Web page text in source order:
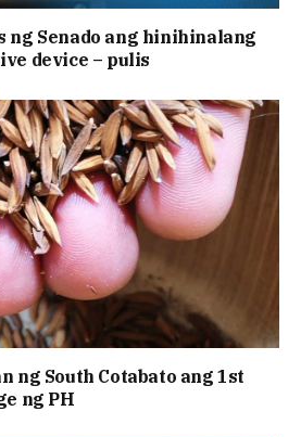
ng Senado ang hinihinalang
device – pulis
ng South Cotabato ang 1st
ng PH